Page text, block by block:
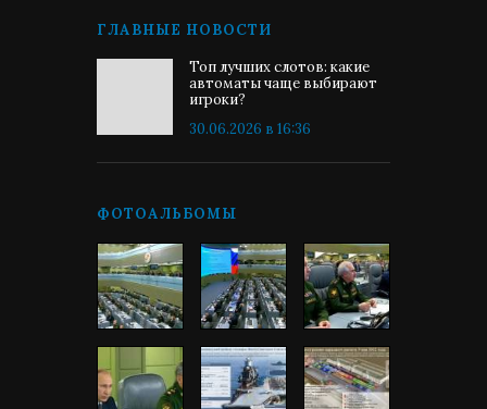
ГЛАВНЫЕ НОВОСТИ
Топ лучших слотов: какие
автоматы чаще выбирают
игроки?
30.06.2026 в 16:36
ФОТОАЛЬБОМЫ